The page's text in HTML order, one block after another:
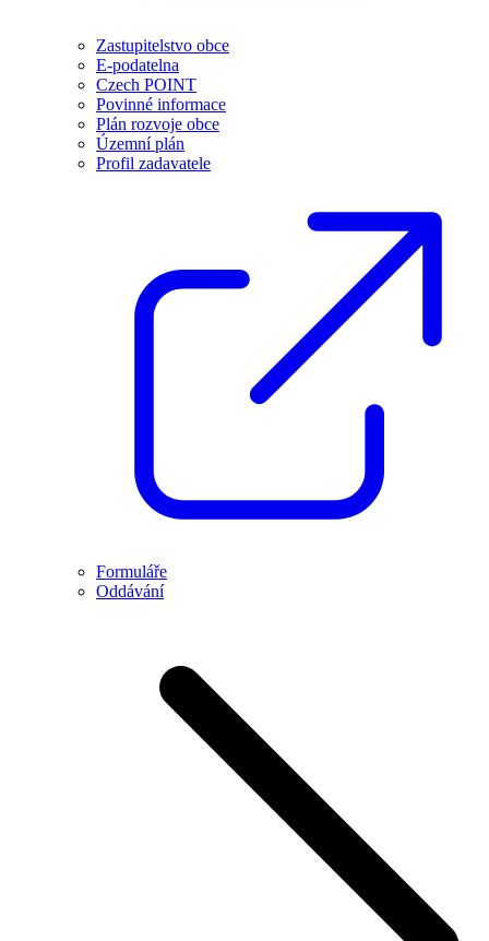
Zastupitelstvo obce
E-podatelna
Czech POINT
Povinné informace
Plán rozvoje obce
Územní plán
Profil zadavatele
Formuláře
Oddávání